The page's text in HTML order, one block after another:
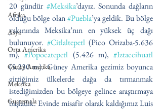
Afrika
Asya
Orta Amerika
Güney Amerika
Meksika
Guatemala
20 gündür #Meksika’dayız. Sonunda dağların
olduğu bölge olan #Puebla’ya geldik. Bu bölge
yakınında Meksika’nın en yüksek üç dağı
bulunuyor. #Citlaltepetl (Pico Orizaba-5.636
m), #Popocatepetl (5.426 m), #Iztaccihuatl
(5.230 m). Güney Amerika gezimiz boyunca
gittiğimiz ülkelerde dağa da tırmanmak
istediğimizden bu bölgeye gelince araştırmaya
başladık. Evinde misafir olarak kaldığımız Luis